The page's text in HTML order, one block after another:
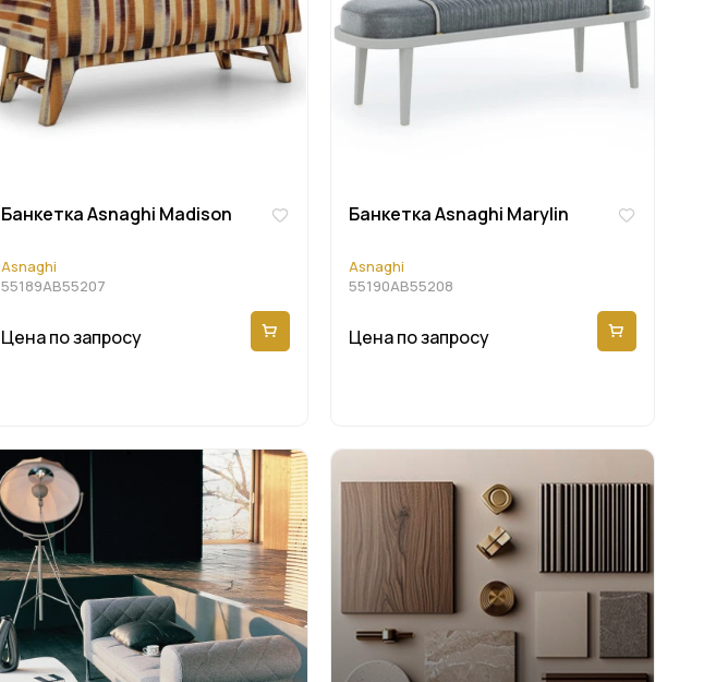
Банкетка Asnaghi Madison
Asnaghi
55189AB55207
Цена по запросу
Банкетка Asnaghi Marylin
Asnaghi
55190AB55208
Цена по запросу